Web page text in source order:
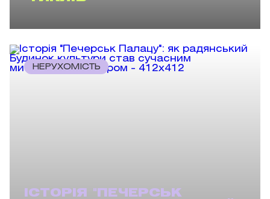
НЕРУХОМІСТЬ
ІСТОРІЯ "ПЕЧЕРСЬК